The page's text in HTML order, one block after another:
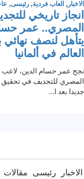
الاخبار رئيسى مقالات